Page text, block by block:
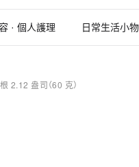
· 個人護理 日常生活小物
2.12 盎司（60 克）